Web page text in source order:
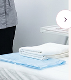
›